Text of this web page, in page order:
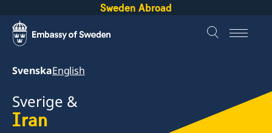
Sweden Abroad
SvenskaEnglish
Sverige &
Iran